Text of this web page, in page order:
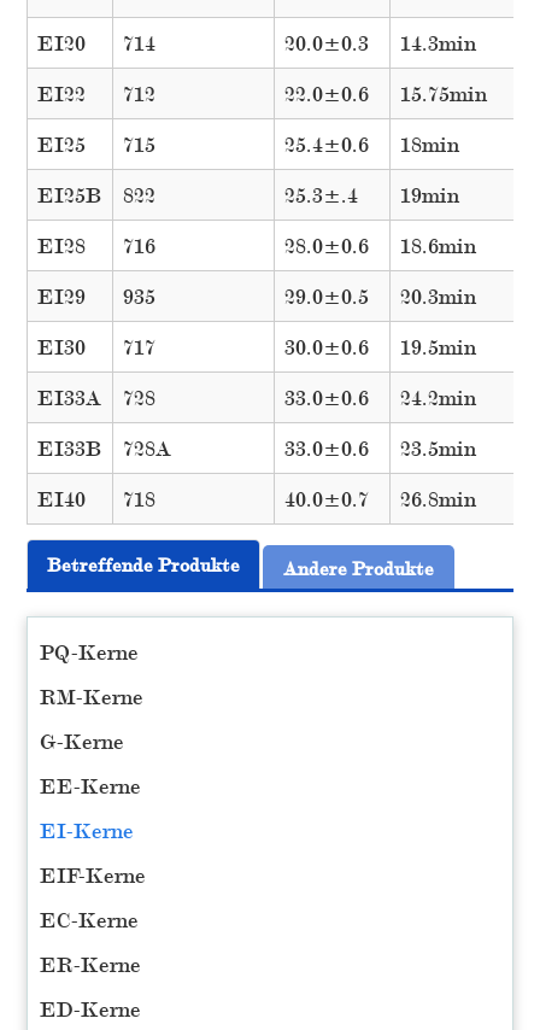
EI20
714 20.0±0.3
14.3min
EI22
712 22.0±0.6
15.75min
EI25
715 25.4±0.6
18min
EI25B
822 25.3±.4
19min
EI28
716 28.0±0.6
18.6min
EI29
935 29.0±0.5
20.3min
EI30
717 30.0±0.6
19.5min
EI33A
728 33.0±0.6
24.2min
EI33B
728A 33.0±0.6
23.5min
EI40
718 40.0±0.7 26.8min
Betreffende Produkte Andere Produkte
PQ-Kerne
RM-Kerne
G-Kerne
EE-Kerne
EI-Kerne
EIF-Kerne
EC-Kerne
ER-Kerne
ED-Kerne